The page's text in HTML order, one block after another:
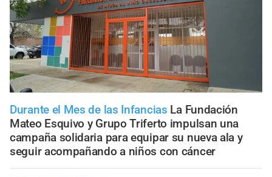
Durante el Mes de las Infancias La Fundación
Mateo Esquivo y Grupo Triferto impulsan una
campaña solidaria para equipar su nueva ala y
seguir acompañando a niños con cáncer